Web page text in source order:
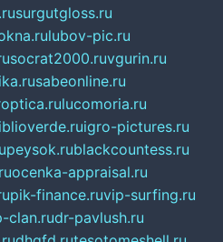
surgutgloss.ru
lubov-pic.ru
socrat2000.ruvgurin.ru
sabeonline.ru
lucomoria.ru
igro-pictures.ru
peysok.rublackcountess.ru
ocenka-appraisal.ru
pik-finance.ruvip-surfing.ru
clan.rudr-pavlush.ru